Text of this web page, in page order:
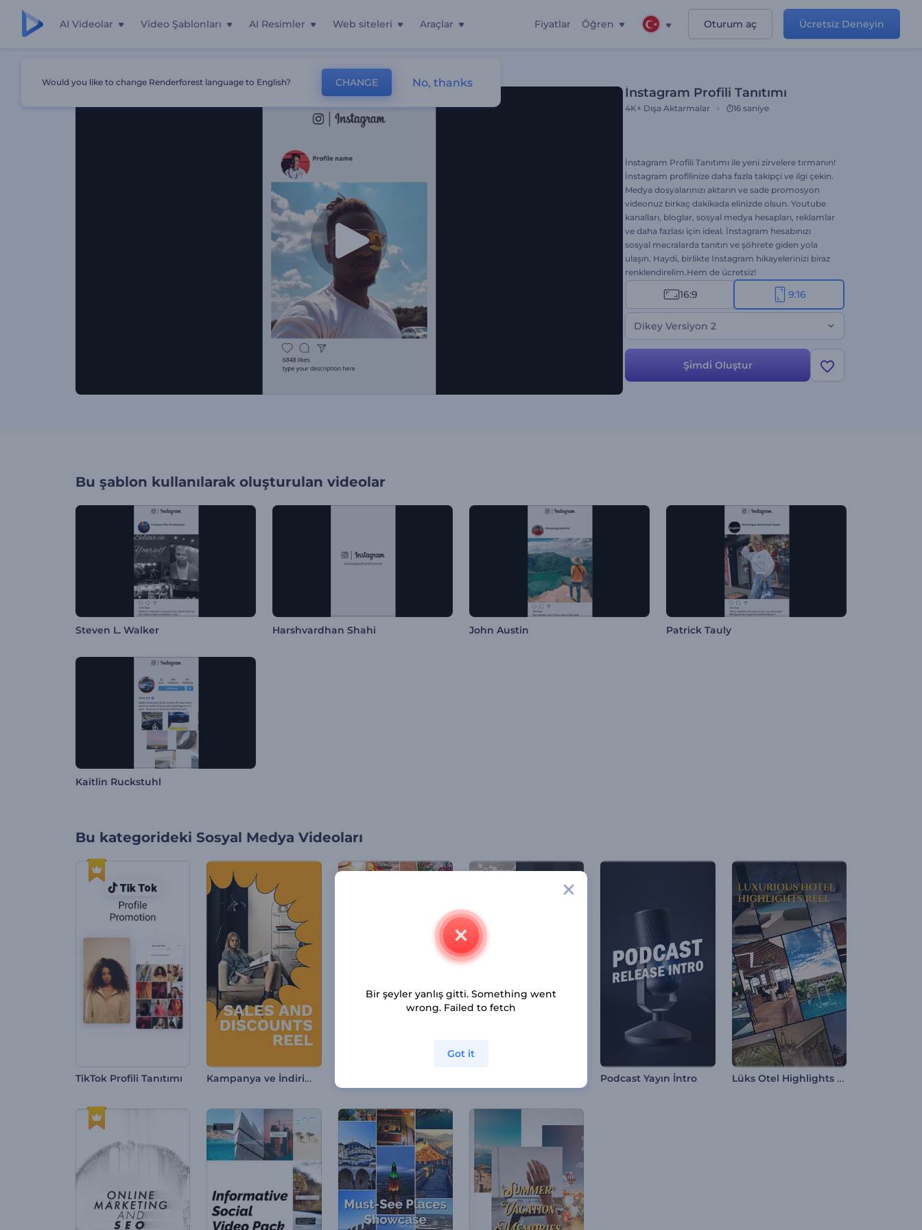
AI Videolar Video Şablonları AI Resimler Web siteleri Araçlar Fiyatlar Öğren Oturum aç Ücretsiz Deneyin
İnstagram Profili Tanıtımı
4K+ Dışa Aktarmalar 16 saniye
İnstagram Profili Tanıtımı ile yeni zirvelere tırmanın!
İnstagram profilinize daha fazla takipçi ve ilgi çekin.
Medya dosyalarınızı aktarın ve sade promosyon
videonuz birkaç dakikada elinizde olsun. Youtube
kanalları, bloglar, sosyal medya hesapları, reklamlar
ve daha fazlası için ideal. İnstagram hesabınızı
sosyal mecralarda tanıtın ve şöhrete giden yola
ulaşın. Haydi, birlikte Instagram hikayelerinizi biraz
renklendirelim.Hem de ücretsiz!
16:9 9:16
Dikey Versiyon 2
Şi̇mdi̇ Oluştur
Bu şablon kullanılarak oluşturulan videolar
Steven L. Walker Harshvardhan Shahi John Austin Patrick Tauly
Kaitlin Ruckstuhl
Bu kategorideki Sosyal Medya Videoları
TikTok Profili Tanıtımı Kampanya ve İndirimler Reel Podcast Yayın İntro Lüks Otel Highlights Reel
Would you like to change Renderforest language to English? CHANGE No, thanks
Bir şeyler yanlış gitti. Something went
wrong. Failed to fetch
Got it